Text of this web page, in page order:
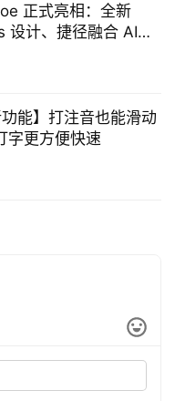
正式亮相：全新
设计、捷径融合 AI、
功能】打注音也能滑动
字更方便快速